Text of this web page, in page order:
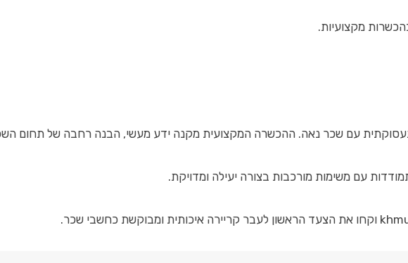
מקצועיות.
עם שכר נאה. ההכשרה המקצועית מקנה ידע מעשי, הבנה רחבה של תחום
עם משימות מורכבות בצורה יעילה ומדויקת.